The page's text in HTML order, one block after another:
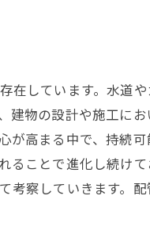
在しています。水道
建物の設計や施工に
が高まる中で、持続
ることで進化し続け
考察していきます。